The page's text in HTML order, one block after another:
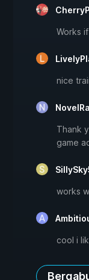
Works
nice
Thank
game
works
cool i